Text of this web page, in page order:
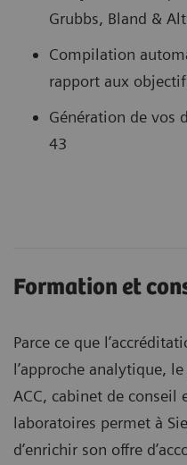
Grubbs, Bland &
Compilation
rapport aux
Génération de vos
43
Formation et
Parce ce que
l’approche analytique,
ACC, cabinet de conseil
laboratoires permet à
d’enrichir son offre